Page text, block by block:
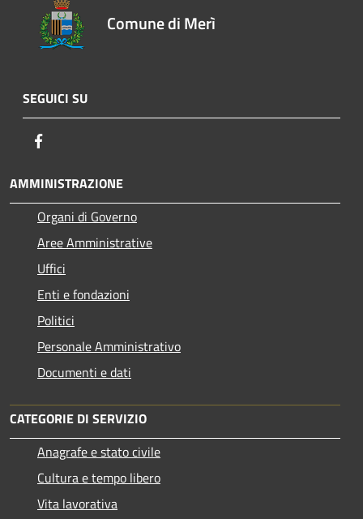
Comune di Merì
SEGUICI SU
AMMINISTRAZIONE
Organi di Governo
Aree Amministrative
Uffici
Enti e fondazioni
Politici
Personale Amministrativo
Documenti e dati
CATEGORIE DI SERVIZIO
Anagrafe e stato civile
Cultura e tempo libero
Vita lavorativa